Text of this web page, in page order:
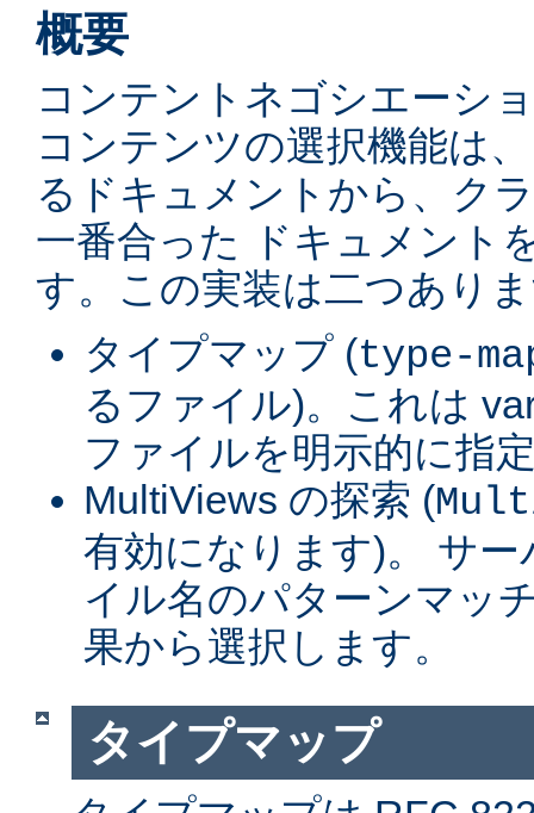
概要
コンテントネゴシエーシ
コンテンツの選択機能は
るドキュメントから、ク
一番合った ドキュメント
す。この実装は二つあり
タイプマップ (type-
るファイル)。これは
ファイルを明示的に指
MultiViews の探索 (
有効になります)。 サ
イル名のパターンマッ
果から選択します。
タイプマップ